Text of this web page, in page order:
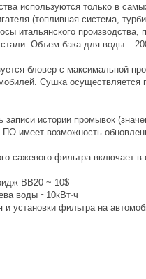
используются только в
(топливная система,
итальянского
Объем бака для воды –
бловер с максимальной
Сушка
записи истории промывок
ПО имеет возможность
сажевого фильтра включает в
BB20 ~ 10$
воды ~10кВт⋅ч
и установки фильтра на